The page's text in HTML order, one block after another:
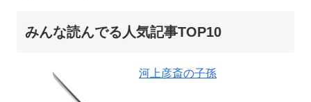
みんな読んでる人気記事TOP10
河上彦斎の子孫